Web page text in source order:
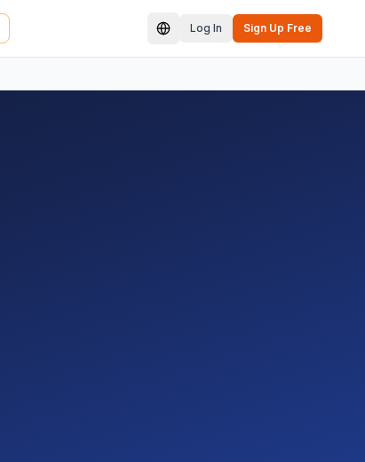
Log In Sign Up Free